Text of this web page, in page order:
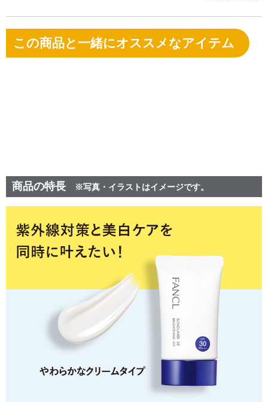
この商品と一緒にオススメなアイテム
商品の特長 ※写真・イラストはイメージです。